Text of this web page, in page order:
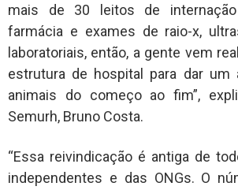
mais de 30 leitos de
farmácia e exames de raio-x,
laboratoriais, então, a gente vem
estrutura de hospital para dar um
animais do começo ao fim”,
Semurh, Bruno Costa.
“Essa reivindicação é antiga de
independentes e das ONGs. O